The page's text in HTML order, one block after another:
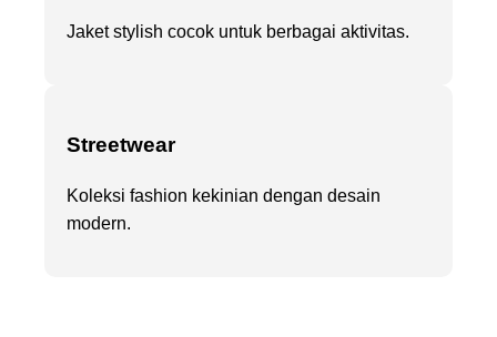
Jaket stylish cocok untuk berbagai aktivitas.
Streetwear
Koleksi fashion kekinian dengan desain
modern.